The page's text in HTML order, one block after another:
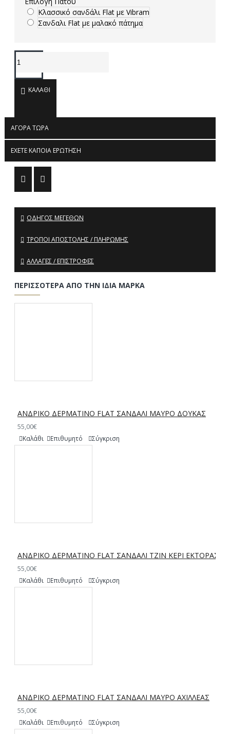
Κλασσικό σανδάλι Flat με Vibram
Σανδαλι Flat με μαλακό πάτημα
ΚΑΛΆΘΙ
ΑΓΟΡΆ ΤΏΡΑ
ΈΧΕΤΕ ΚΆΠΟΙΑ ΕΡΏΤΗΣΗ
ΟΔΗΓΌΣ ΜΕΓΕΘΏΝ
ΤΡΌΠΟΙ ΑΠΟΣΤΟΛΉΣ / ΠΛΗΡΩΜΉΣ
ΑΛΛΑΓΈΣ / ΕΠΙΣΤΡΟΦΈΣ
ΠΕΡΙΣΣΌΤΕΡΑ ΑΠΌ ΤΗΝ ΊΔΙΑ ΜΆΡΚΑ
ΑΝΔΡΙΚΟ ΔΕΡΜΑΤΙΝΟ FLAT ΣΑΝΔΑΛΙ ΜΑΥΡΟ ΔΟΥΚΑΣ
55,00€
Καλάθι Επιθυμητό Σύγκριση
ΑΝΔΡΙΚΟ ΔΕΡΜΑΤΙΝΟ FLAT ΣΑΝΔΑΛΙ ΤΖΙΝ ΚΕΡΙ ΕΚΤΟΡΑΣ
55,00€
Καλάθι Επιθυμητό Σύγκριση
ΑΝΔΡΙΚΟ ΔΕΡΜΑΤΙΝΟ FLAT ΣΑΝΔΑΛΙ ΜΑΥΡΟ ΑΧΙΛΛΕΑΣ
55,00€
Καλάθι Επιθυμητό Σύγκριση